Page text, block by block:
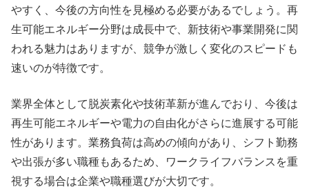
やすく、今後の方向性を見極める必要があるでしょう。再
生可能エネルギー分野は成長中で、新技術や事業開発に関
われる魅力はありますが、競争が激しく変化のスピードも
速いのが特徴です。
業界全体として脱炭素化や技術革新が進んでおり、今後は
再生可能エネルギーや電力の自由化がさらに進展する可能
性があります。業務負荷は高めの傾向があり、シフト勤務
や出張が多い職種もあるため、ワークライフバランスを重
視する場合は企業や職種選びが大切です。